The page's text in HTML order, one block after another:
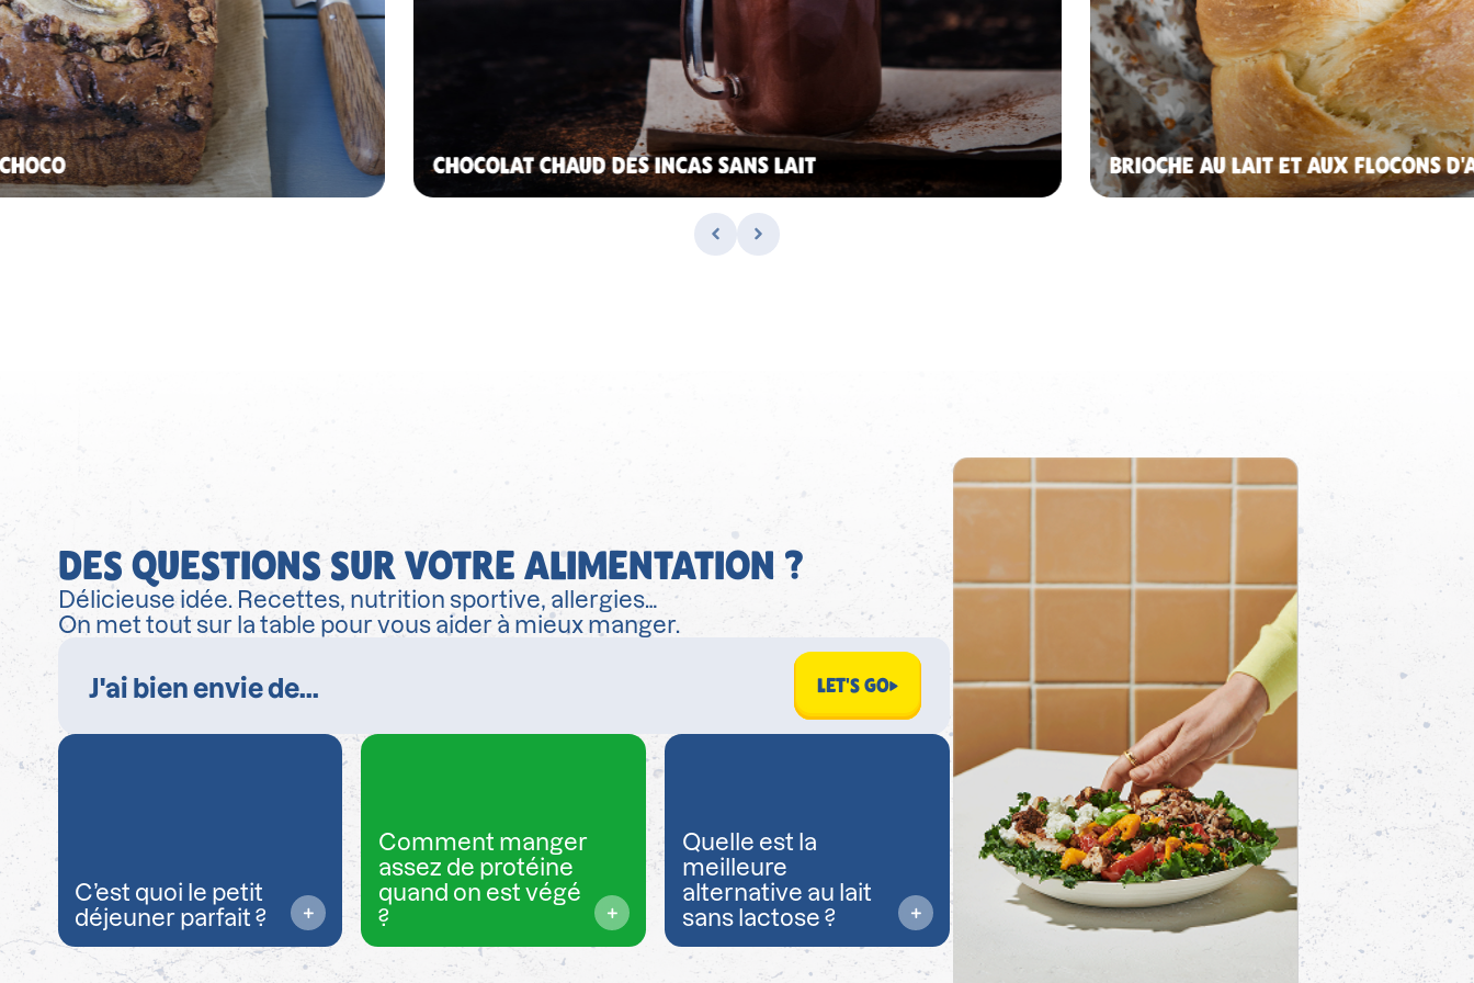
CHOCOLAT CHAUD DES INCAS SANS LAIT BRIOCHE AU LAIT ET AUX FLOCONS
DES QUESTIONS SUR VOTRE ALIMENTATION ?
Délicieuse idée. Recettes, nutrition sportive, allergies…
On met tout sur la table pour vous aider à mieux manger.
LET'S GO
C’est quoi le petit
déjeuner parfait ?
Comment manger
assez de protéine
quand on est végé
?
Quelle est la
meilleure
alternative au lait
sans lactose ?